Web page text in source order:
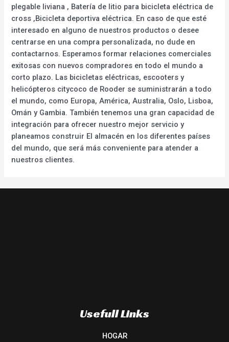
plegable liviana , Batería de litio para bicicleta eléctrica de
cross ,Bicicleta deportiva eléctrica. En caso de que esté
interesado en alguno de nuestros productos o desee
centrarse en una compra personalizada, no dude en
contactarnos. Esperamos formar relaciones comerciales
exitosas con nuevos compradores en todo el mundo a
corto plazo. Las bicicletas eléctricas, escooters y
helicópteros citycoco de Rooder se suministrarán a todo
el mundo, como Europa, América, Australia, Oslo, Lisboa,
Omán y Gambia. También tenemos una gran capacidad de
integración para ofrecer nuestro mejor servicio y
planeamos construir El almacén en los diferentes países
del mundo, que será más conveniente para atender a
nuestros clientes.
Usefull Links
HOGAR